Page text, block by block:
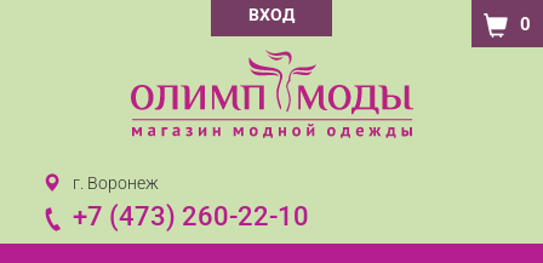
ВХОД 0
г. Воронеж
+7 (473) 260-22-10